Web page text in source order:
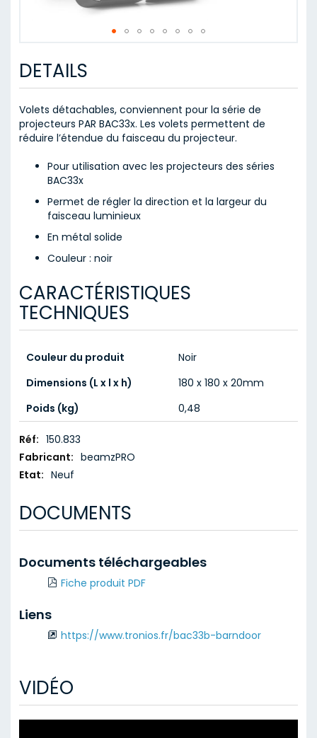
to
the
beginning
of
the
images
DETAILS
Volets détachables, conviennent pour la série de
projecteurs PAR BAC33x. Les volets permettent de
réduire l’étendue du faisceau du projecteur.
Pour utilisation avec les projecteurs des séries
BAC33x
Permet de régler la direction et la largeur du
faisceau luminieux
En métal solide
Couleur : noir
CARACTÉRISTIQUES
TECHNIQUES
Couleur du produit
Noir
Dimensions (L x l x h)
180 x 180 x 20mm
Poids (kg)
0,48
Caractéristiques
techniques
150.833
beamzPRO
Neuf
DOCUMENTS
Documents téléchargeables
Fiche produit PDF
Liens
https://www.tronios.fr/bac33b-barndoor
VIDÉO